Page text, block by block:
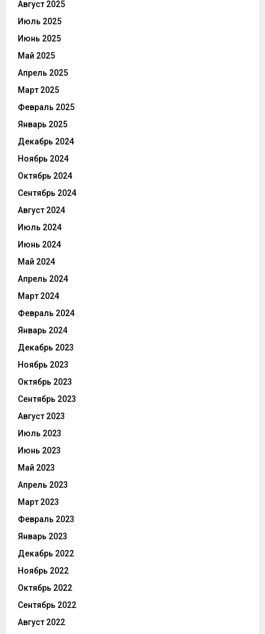
Август 2025
Июль 2025
Июнь 2025
Май 2025
Апрель 2025
Март 2025
Февраль 2025
Январь 2025
Декабрь 2024
Ноябрь 2024
Октябрь 2024
Сентябрь 2024
Август 2024
Июль 2024
Июнь 2024
Май 2024
Апрель 2024
Март 2024
Февраль 2024
Январь 2024
Декабрь 2023
Ноябрь 2023
Октябрь 2023
Сентябрь 2023
Август 2023
Июль 2023
Июнь 2023
Май 2023
Апрель 2023
Март 2023
Февраль 2023
Январь 2023
Декабрь 2022
Ноябрь 2022
Октябрь 2022
Сентябрь 2022
Август 2022